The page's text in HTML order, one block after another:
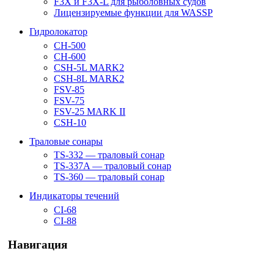
Лицензируемые функции для WASSP
Гидролокатор
CH-500
CH-600
CSH-5L MARK2
CSH-8L MARK2
FSV-85
FSV-75
FSV-25 MARK II
CSH-10
Траловые сонары
TS-332 — траловый сонар
TS-337A — траловый сонар
TS-360 — траловый сонар
Индикаторы течений
CI-68
CI-88
Навигация